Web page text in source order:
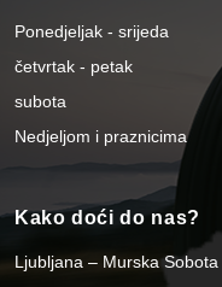
Ponedjeljak - srijeda
četvrtak - petak
subota
Nedjeljom i praznicima
Kako doći do nas?
Ljubljana – Murska Sobota